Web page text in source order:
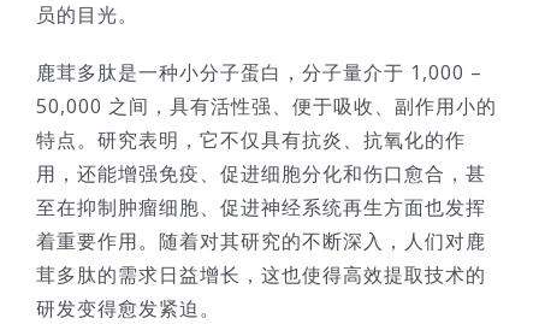
技术服务
公司新闻
员的目光。
鹿茸多肽是一种小分子蛋白，分子量介于 1,000 –
50,000 之间，具有活性强、便于吸收、副作用小的
特点。研究表明，它不仅具有抗炎、抗氧化的作
用，还能增强免疫、促进细胞分化和伤口愈合，甚
至在抑制肿瘤细胞、促进神经系统再生方面也发挥
着重要作用。随着对其研究的不断深入，人们对鹿
茸多肽的需求日益增长，这也使得高效提取技术的
研发变得愈发紧迫。